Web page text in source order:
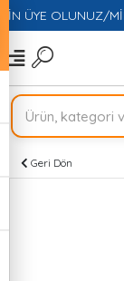
ÜYE OLUNUZ/
Geri Dön